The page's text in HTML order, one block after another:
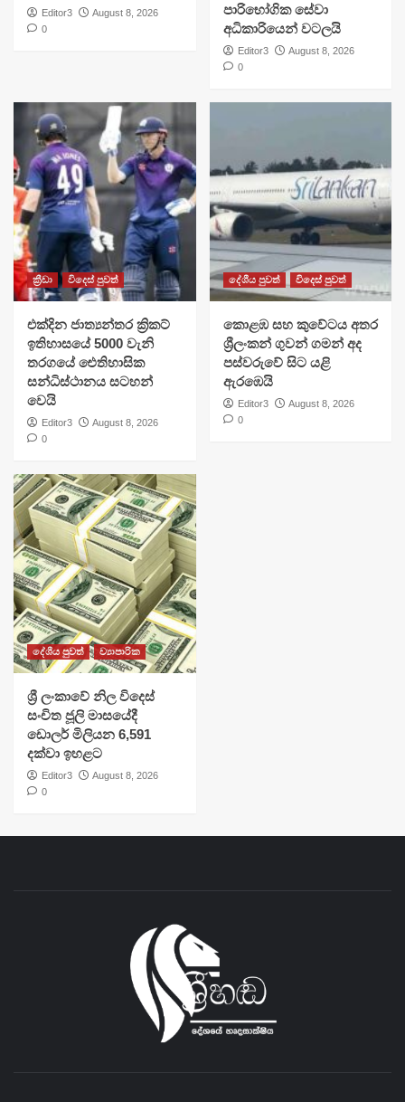
Editor3
August 8, 2026
0
පාරිභෝගික සේවා
අධිකාරියෙන් වටලයි
Editor3
August 8, 2026
0
ක්‍රීඩා විදෙස් පුවත්
එක්දින ජාත්‍යන්තර ක්‍රිකට්
ඉතිහාසයේ 5000 වැනි
තරගයේ ඓතිහාසික
සන්ධිස්ථානය සටහන්
වෙයි
Editor3
August 8, 2026
0
දේශීය පුවත් විදෙස් පුවත්
​කොළඹ සහ කුවේටය අතර
ශ්‍රීලංකන් ගුවන් ගමන් අද
පස්වරුවේ සිට යළි
ඇරඹෙයි
Editor3
August 8, 2026
0
දේශීය පුවත් ව්‍යාපාරික
ශ්‍රී ලංකාවේ නිල විදෙස්
සංචිත ජූලි මාසයේදී
ඩොලර් මිලියන 6,591
දක්වා ඉහළට
Editor3
August 8, 2026
0